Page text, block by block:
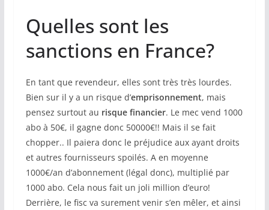
Quelles sont les
sanctions en France?
En tant que revendeur, elles sont très très lourdes.
Bien sur il y a un risque d’emprisonnement, mais
pensez surtout au risque financier. Le mec vend 1000
abo à 50€, il gagne donc 50000€!! Mais il se fait
chopper.. Il paiera donc le préjudice aux ayant droits
et autres fournisseurs spoilés. A en moyenne
1000€/an d’abonnement (légal donc), multiplié par
1000 abo. Cela nous fait un joli million d’euro!
Derrière, le fisc va surement venir s’en mêler, et ainsi